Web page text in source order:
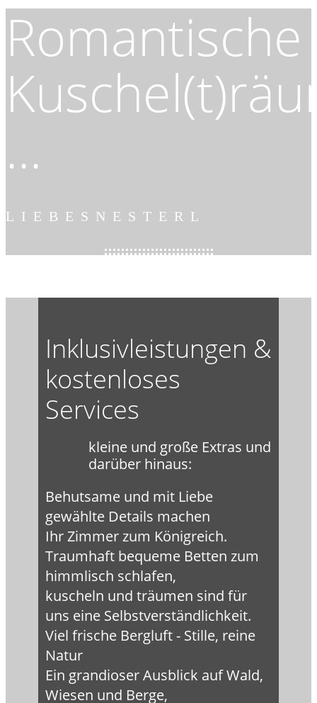
Romantische
...
LIEBESNESTERL
Inklusivleistungen &
kostenloses
Services
kleine und große Extras und
darüber hinaus:
Behutsame und mit Liebe
gewählte Details machen
Ihr Zimmer zum Königreich.
Traumhaft bequeme Betten zum
himmlisch schlafen,
kuscheln und träumen sind für
uns eine Selbstverständlichkeit.
Viel frische Bergluft - Stille, reine
Natur
Ein grandioser Ausblick auf Wald,
Wiesen und Berge,